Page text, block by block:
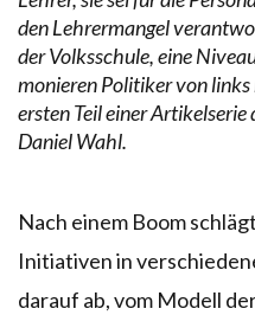
den Lehrermangel
der Volksschule, eine
monieren Politiker von
ersten Teil einer
Daniel Wahl.
Nach einem Boom
Initiativen in
darauf ab, vom Modell